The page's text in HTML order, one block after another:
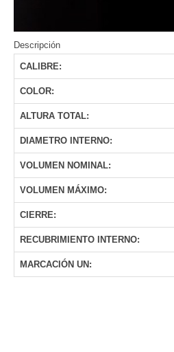
Descripción
CALIBRE:
COLOR:
ALTURA TOTAL:
DIAMETRO INTERNO:
VOLUMEN NOMINAL:
VOLUMEN MÁXIMO:
CIERRE:
RECUBRIMIENTO INTERNO:
MARCACIÓN UN: